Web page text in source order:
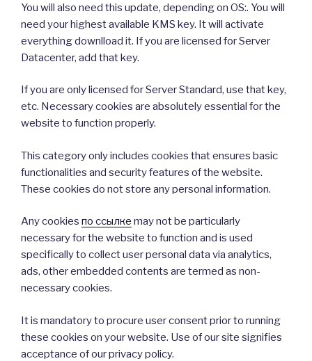
You will also need this update, depending on OS:. You will
need your highest available KMS key. It will activate
everything downlload it. If you are licensed for Server
Datacenter, add that key.
If you are only licensed for Server Standard, use that key,
etc. Necessary cookies are absolutely essential for the
website to function properly.
This category only includes cookies that ensures basic
functionalities and security features of the website.
These cookies do not store any personal information.
Any cookies по ссылке may not be particularly
necessary for the website to function and is used
specifically to collect user personal data via analytics,
ads, other embedded contents are termed as non-
necessary cookies.
It is mandatory to procure user consent prior to running
these cookies on your website. Use of our site signifies
acceptance of our privacy policy.